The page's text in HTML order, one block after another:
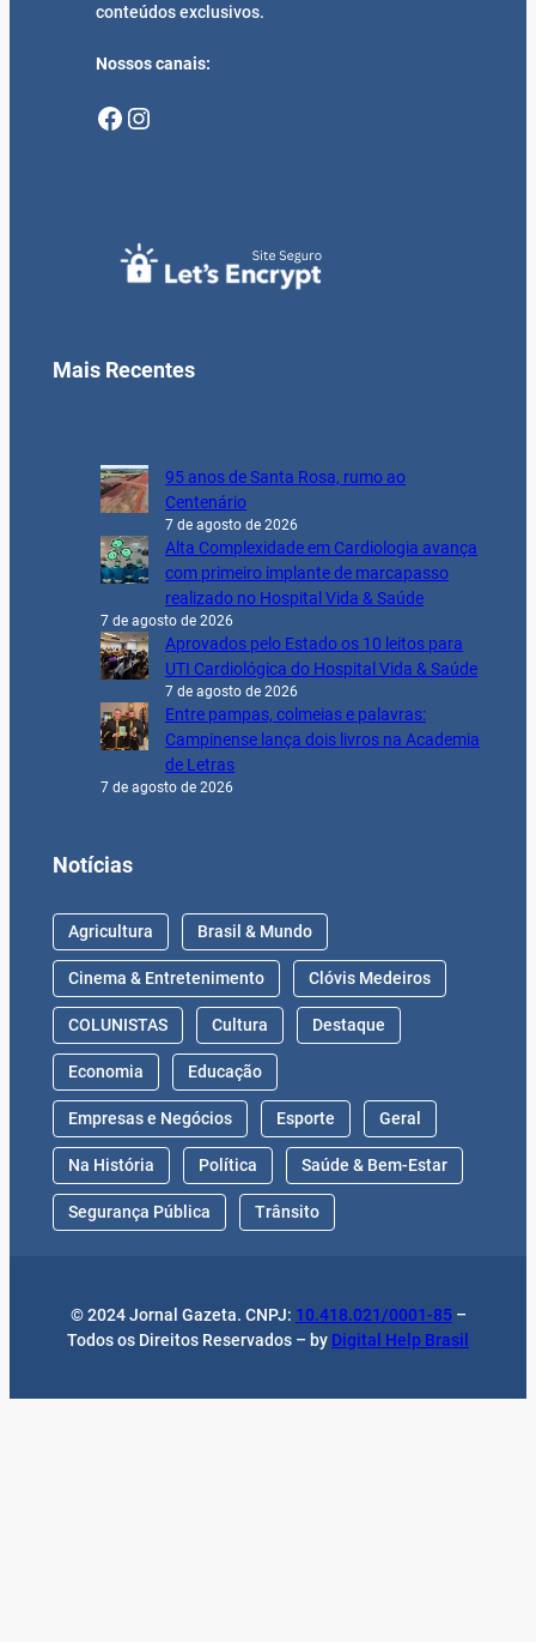
conteúdos exclusivos.
Nossos canais:
Facebook Instagram
Mais Recentes
95 anos de Santa Rosa, rumo ao
Centenário
7 de agosto de 2026
Alta Complexidade em Cardiologia avança
com primeiro implante de marcapasso
realizado no Hospital Vida & Saúde
7 de agosto de 2026
Aprovados pelo Estado os 10 leitos para
UTI Cardiológica do Hospital Vida & Saúde
7 de agosto de 2026
Entre pampas, colmeias e palavras:
Campinense lança dois livros na Academia
de Letras
7 de agosto de 2026
Notícias
Agricultura Brasil & Mundo
Cinema & Entretenimento Clóvis Medeiros
COLUNISTAS Cultura Destaque
Economia Educação
Empresas e Negócios Esporte Geral
Na História Política Saúde & Bem-Estar
Segurança Pública Trânsito
© 2024 Jornal Gazeta. CNPJ: 10.418.021/0001-85–
Todos os Direitos Reservados – by Digital Help Brasil